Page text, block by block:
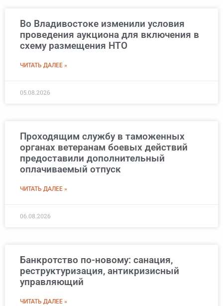
Во Владивостоке изменили условия
проведения аукциона для включения в
схему размещения НТО
ЧИТАТЬ ДАЛЕЕ »
05.08.2026
Проходящим службу в таможенных
органах ветеранам боевых действий
предоставили дополнительный
оплачиваемый отпуск
ЧИТАТЬ ДАЛЕЕ »
06.08.2026
Банкротство по-новому: санация,
реструктуризация, антикризисный
управляющий
ЧИТАТЬ ДАЛЕЕ »